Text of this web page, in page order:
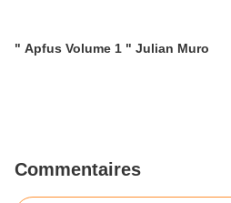
" Apfus Volume 1 " Julian Muro
Commentaires